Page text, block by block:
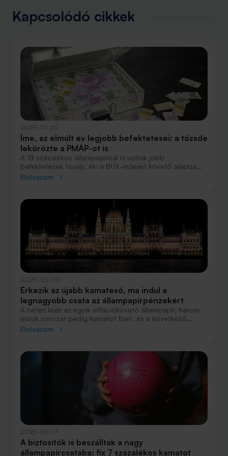
Kapcsolódó cikkek
Íme, az elmúlt év legjobb befektetései: a tőzsde
lekörözte a PMÁP-ot is
A 18 százalékos állampapírnál is voltak jobb
befektetések tavaly. Aki a BUX-indexet követő alapba
tette a pénzét, 30 százalékot is kereshetett, de a fejlett
Elolvasom
Érkezik az újabb kamateső, ma indul a
legnagyobb csata az állampapírpénzekért
A héten lejár az egyik inflációkövető állampapír, három
másik sorozat pedig kamatot fizet, és a következő
napokban is dőlni fog a kamateső az innentől már
Elolvasom
A biztosítók is beszálltak a nagy
állampapírcsatába: fix 7 százalékos kamatot